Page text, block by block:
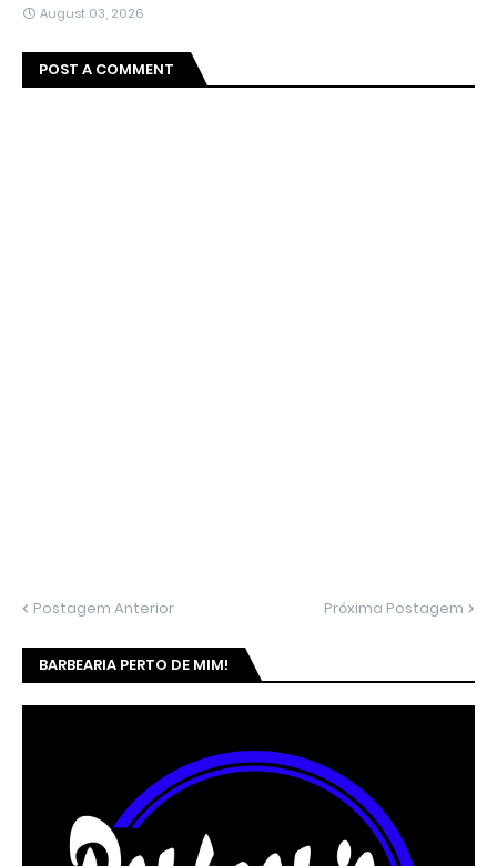
August 03, 2026
POST A COMMENT
Postagem Anterior Próxima Postagem
BARBEARIA PERTO DE MIM!